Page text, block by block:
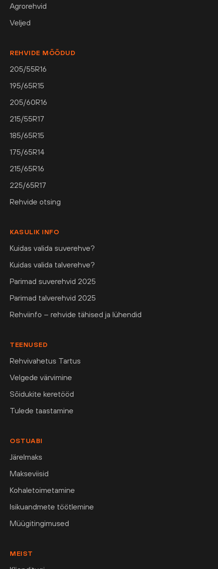
Agrorehvid
Veljed
REHVIDE MÕÕDUD
205/55R16
195/65R15
205/60R16
215/55R17
185/65R15
175/65R14
215/65R16
225/65R17
Rehvide otsing
KASULIK INFO
Kuidas valida suverehve?
Kuidas valida talverehve?
Parimad suverehvid 2025
Parimad talverehvid 2025
Rehviinfo – rehvide tähised ja lühendid
TEENUSED
Rehvivahetus Tartus
Velgede värvimine
Sõidukite keretööd
Tulede taastamine
OSTUABI
Järelmaks
Makseviisid
Kohaletoimetamine
Isikuandmete töötlemine
Müügitingimused
MEIST